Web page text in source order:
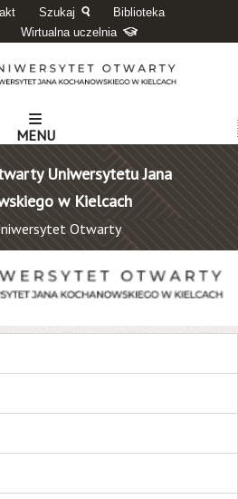
Szukaj
Biblioteka
Wirtualna uczelnia
MENU
Uniwersytetu Jana
w Kielcach
Otwarty